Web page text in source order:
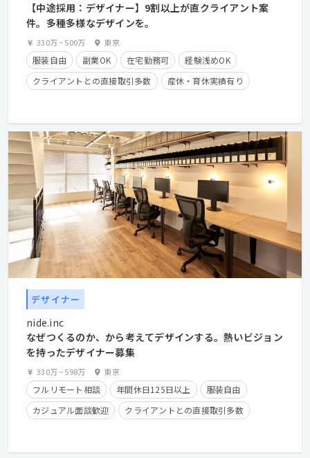
【中途採用：デザイナー】9割以上が直クライアント案
件。多種多様なデザインを。
330万~500万 東京
服装自由 副業OK 在宅勤務可
経験浅めOK
クライアントとの直接取引多数
産休・育休実績有り
デザイナー
nide.inc
なぜつくるのか、から考えてデザインする。熱いビジョン
を持ったデザイナー募集
330万~598万 東京
フルリモート相談 年間休日125日以上
服装自由
カジュアル面談歓迎
クライアントとの直接取引多数
学歴不問
経験者優遇